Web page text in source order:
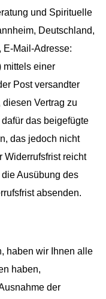
und Spirituelle
Deutschland,
E-Mail-Adresse:
mittels einer
Post versandter
Vertrag zu
das beigefügte
das jedoch nicht
Widerrufsfrist reicht
Ausübung des
absenden.
haben wir Ihnen alle
haben,
der